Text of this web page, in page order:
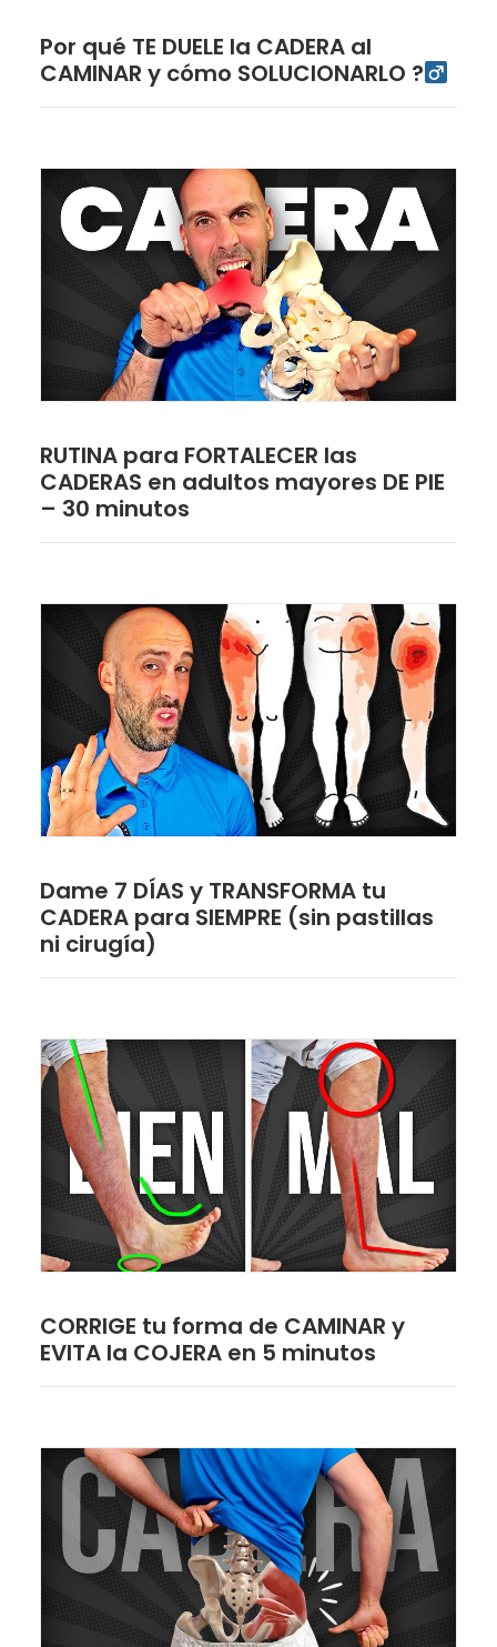
Por qué TE DUELE la CADERA al
CAMINAR y cómo SOLUCIONARLO ?‍
RUTINA para FORTALECER las
CADERAS en adultos mayores DE PIE
– 30 minutos
Dame 7 DÍAS y TRANSFORMA tu
CADERA para SIEMPRE (sin pastillas
ni cirugía)
CORRIGE tu forma de CAMINAR y
EVITA la COJERA en 5 minutos